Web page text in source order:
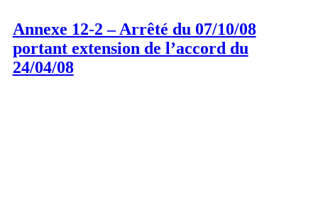
Annexe 12-2 – Arrêté du 07/10/08
portant extension de l’accord du
24/04/08